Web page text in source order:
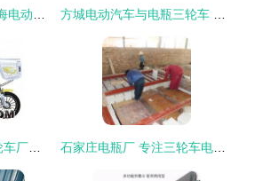
大品牌·精工造——淮海电动三轮车，开启绿色动力新时代 方城电动汽车与电瓶三轮车 绿色出行的城乡双翼
天津电动车厂电瓶三轮车厂家直销产品全解析与选购指南 石家庄电瓶厂 专注三轮车电瓶与砖瓦窑厂电瓶三轮车供应